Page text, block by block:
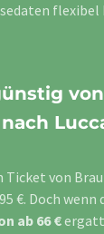
von
von
€. Doch wenn
ab 66 €